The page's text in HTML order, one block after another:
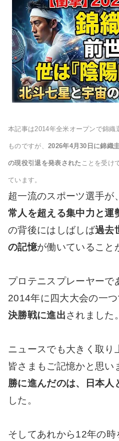
本記事は2014年全米オープンで錦織
ものですが、 2026年4月30日に錦織
の現役引退を発表された ことを受け
ています。
超一流のスポーツ選手が
常人を超える集中力と運
の背後にはしばしば過去
の記憶が働いていること
プロテニスプレーヤーで
2014年に四大大会の一
決勝戦に進出されました。
ニュースでも大きく取り
皆さまもご記憶かと思い
勝に進んだのは、日本人
した。
そしてあれから12年の